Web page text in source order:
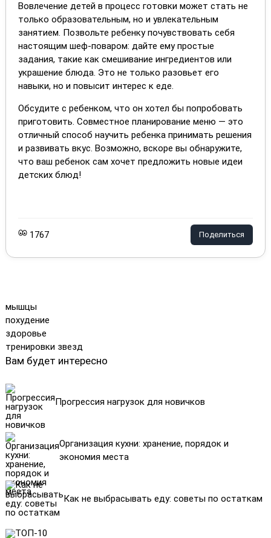
мышцы
похудение
здоровье
тренировки звезд
Вам будет интересно
Прогрессия нагрузок для новичков
Организация кухни: хранение, порядок и
экономия места
Как не выбрасывать еду: советы по остаткам
Вовлечение детей в процесс готовки может стать не
только образовательным, но и увлекательным
занятием. Позвольте ребенку почувствовать себя
настоящим шеф-поваром: дайте ему простые
задания, такие как смешивание ингредиентов или
украшение блюда. Это не только разовьет его
навыки, но и повысит интерес к еде.
Обсудите с ребенком, что он хотел бы попробовать
приготовить. Совместное планирование меню — это
отличный способ научить ребенка принимать решения
и развивать вкус. Возможно, вскоре вы обнаружите,
что ваш ребенок сам хочет предложить новые идеи
детских блюд!
1767 Поделиться